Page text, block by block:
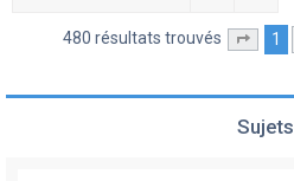
480 résultats trouvés Page
1
Sujets